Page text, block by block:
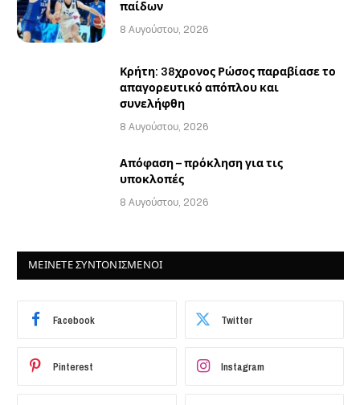
παίδων
8 Αυγούστου, 2026
Κρήτη: 38χρονος Ρώσος παραβίασε το
απαγορευτικό απόπλου και
συνελήφθη
8 Αυγούστου, 2026
Απόφαση – πρόκληση για τις
υποκλοπές
8 Αυγούστου, 2026
ΜΕΙΝΕΤΕ ΣΥΝΤΟΝΙΣΜΕΝΟΙ
Facebook Twitter
Pinterest Instagram